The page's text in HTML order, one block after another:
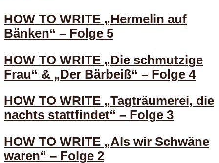
HOW TO WRITE „Hermelin auf
Bänken“ – Folge 5
HOW TO WRITE „Die schmutzige
Frau“ & „Der Bärbeiß“ – Folge 4
HOW TO WRITE „Tagträumerei, die
nachts stattfindet“ – Folge 3
HOW TO WRITE „Als wir Schwäne
waren“ – Folge 2